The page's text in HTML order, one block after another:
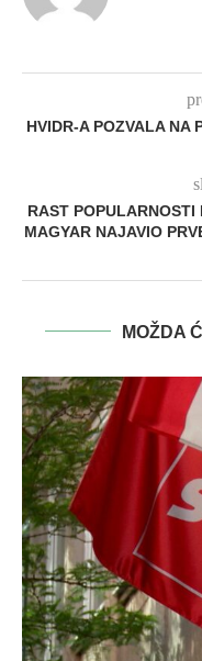
HVIDR-A POZVALA NA
RAST
MAGYAR NAJAVIO
MOŽDA